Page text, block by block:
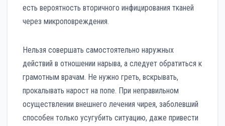
есть вероятность вторичного инфицирования тканей
через микроповреждения.
Нельзя совершать самостоятельно наружных
действий в отношении нарыва, а следует обратиться к
грамотным врачам. Не нужно греть, вскрывать,
прокалывать нарост на попе. При неправильном
осуществлении внешнего лечения чирея, заболевший
способен только усугубить ситуацию, даже привести